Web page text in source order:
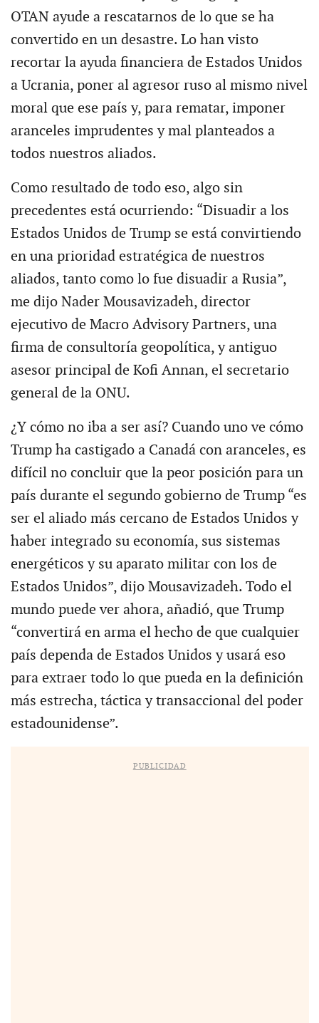
OTAN ayude a rescatarnos de lo que se ha
convertido en un desastre. Lo han visto
recortar la ayuda financiera de Estados Unidos
a Ucrania, poner al agresor ruso al mismo nivel
moral que ese país y, para rematar, imponer
aranceles imprudentes y mal planteados a
todos nuestros aliados.
Como resultado de todo eso, algo sin
precedentes está ocurriendo: “Disuadir a los
Estados Unidos de Trump se está convirtiendo
en una prioridad estratégica de nuestros
aliados, tanto como lo fue disuadir a Rusia”,
me dijo Nader Mousavizadeh, director
ejecutivo de Macro Advisory Partners, una
firma de consultoría geopolítica, y antiguo
asesor principal de Kofi Annan, el secretario
general de la ONU.
¿Y cómo no iba a ser así? Cuando uno ve cómo
Trump ha castigado a Canadá con aranceles, es
difícil no concluir que la peor posición para un
país durante el segundo gobierno de Trump “es
ser el aliado más cercano de Estados Unidos y
haber integrado su economía, sus sistemas
energéticos y su aparato militar con los de
Estados Unidos”, dijo Mousavizadeh. Todo el
mundo puede ver ahora, añadió, que Trump
“convertirá en arma el hecho de que cualquier
país dependa de Estados Unidos y usará eso
para extraer todo lo que pueda en la definición
más estrecha, táctica y transaccional del poder
estadounidense”.
PUBLICIDAD